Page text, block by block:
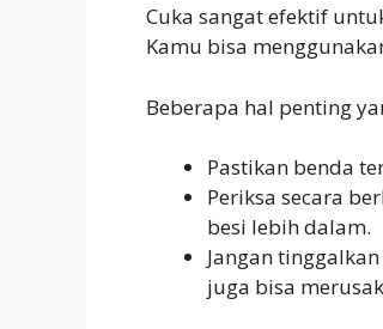
Cuka sangat efektif
Kamu bisa
Beberapa hal penting
Pastikan benda
Periksa secara
besi lebih dalam.
Jangan
juga bisa